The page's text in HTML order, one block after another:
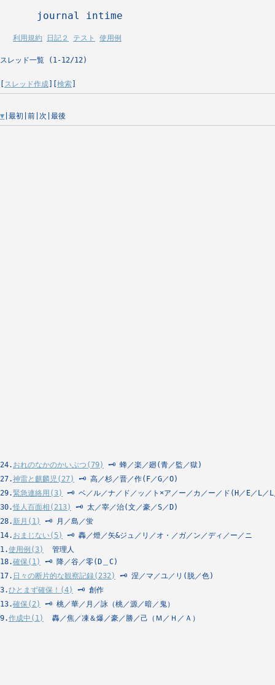
      journal intime
利用規約 日記２ テスト 使用例
スレッド一覧 (1-12/12)
スレッド作成 検索
▼ |最初|前|次|最後
24. おれのなかのかいぶつ(79)
🗝 蜂／楽／廻(青／監／獄)
27.神雷と麒麟児(27)
🗝 高／杉／晋／作(F／G／O)
29.緊急連絡用(3)
🗝 ベ／ル／ナ／ド／ッ／ト×ア／ー／カ／ー／ド(H／E／L／
30.怪人百面相(213)
🗝 太／宰／治(文／豪／S／D)
28. 新月(1)
🗝 月／島／蛍
14. おまじない(5)
🗝 轟／燈／矢&ジュ／リ／オ・／ガ／ン／ディ／ー／ニ
1.使用例(3)
  管理人
18.確保(1)
🗝 降／谷／零(D＿C)
17. 日々の断片的な観察記録(232)
🗝 涅／マ／ユ／リ(脱／色)
3.ひとまず確保！(4)
🗝 創作
13.確保(2)
🗝 桃／華／月／詠（桃／源／暗／鬼）
9.作成中(1)
  轟／焦／凍＆爆／豪／勝／己（Ｍ／Ｈ／Ａ）